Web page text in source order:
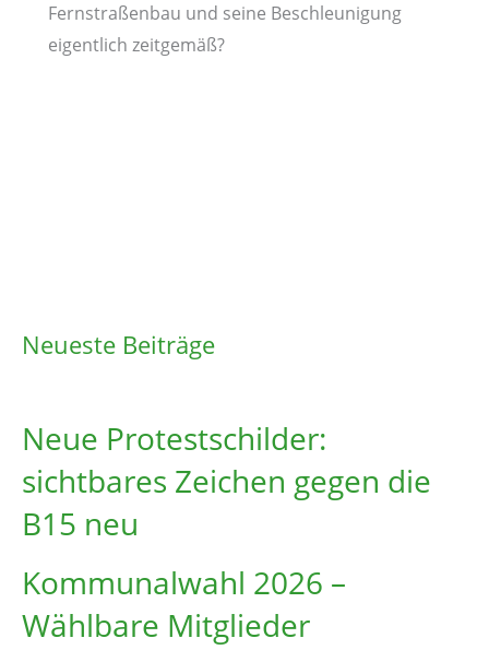
Fernstraßenbau und seine Beschleunigung
eigentlich zeitgemäß?
Neueste Beiträge
Neue Protestschilder:
sichtbares Zeichen gegen die
B15 neu
Kommunalwahl 2026 –
Wählbare Mitglieder